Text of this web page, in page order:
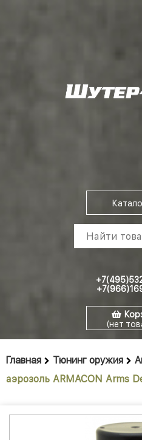
(нет
Главная Тюнинг оружия
аэрозоль ARMACON Arms